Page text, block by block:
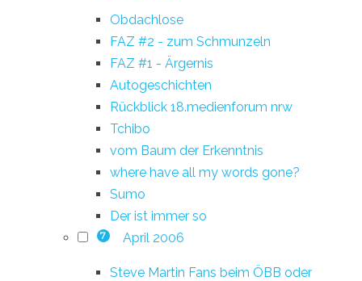
Obdachlose
FAZ #2 - zum Schmunzeln
FAZ #1 - Ärgernis
Autogeschichten
Rückblick 18.medienforum nrw
Tchibo
vom Baum der Erkenntnis
where have all my words gone?
Sumo
Der ist immer so
7 April 2006
Steve Martin Fans beim ÖBB oder